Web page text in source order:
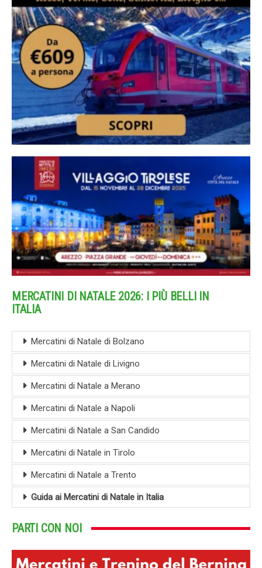
MERCATINI DI NATALE 2026: I PIÙ BELLI IN
ITALIA
Mercatini di Natale di Bolzano
Mercatini di Natale di Livigno
Mercatini di Natale a Merano
Mercatini di Natale a Napoli
Mercatini di Natale a San Candido
Mercatini di Natale in Tirolo
Mercatini di Natale a Trento
Guida ai Mercatini di Natale in Italia
PARTI CON NOI